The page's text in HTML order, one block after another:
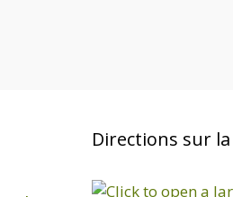
Directions sur